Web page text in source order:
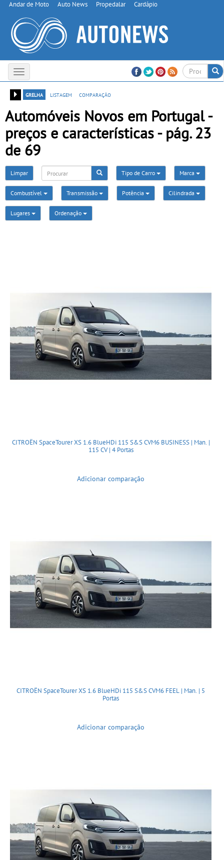
Andar de Moto Auto News Propedalar Cardápio
Toggle
navigation
grelha
listagem comparação
Automóveis Novos em Portugal -
preços e características - pág. 23
de 69
Limpar Tipo de Carro Marca
Combustível Transmissão Potência Cilindrada
Lugares Ordenação
CITROËN SpaceTourer XS 1.6 BlueHDi 115 S&S CVM6 BUSINESS | Man. |
115 CV | 4 Portas
Adicionar comparação
CITROËN SpaceTourer XS 1.6 BlueHDi 115 S&S CVM6 FEEL | Man. | 5
Portas
Adicionar comparação